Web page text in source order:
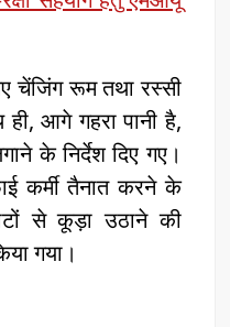
चेंजिंग रूम तथा रस्सी
ही, आगे गहरा पानी है,
के निर्देश दिए गए।
कर्मी तैनात करने के
से कूड़ा उठाने की
गया।